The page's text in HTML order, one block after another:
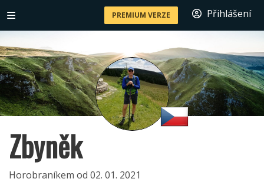
PREMIUM VERZE Přihlášení
Zbyněk
Horobraníkem od 02. 01. 2021